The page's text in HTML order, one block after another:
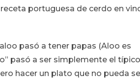
portuguesa de cerdo en
pasó a tener papas (Aloo es
pasó a ser simplemente el típico
hacer un plato que no pueda